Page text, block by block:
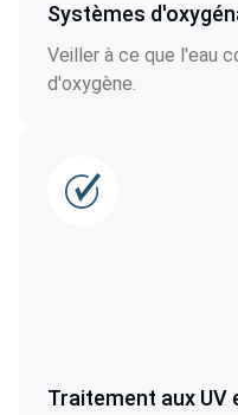
Systèmes
Veiller à ce que l'eau
d'oxygène.
Traitement aux UV